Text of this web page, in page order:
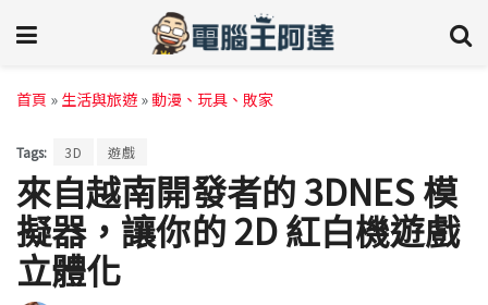
首頁 » 生活與旅遊 » 動漫、玩具、敗家
Tags: 3D 遊戲
來自越南開發者的 3DNES 模
擬器，讓你的 2D 紅白機遊戲
立體化